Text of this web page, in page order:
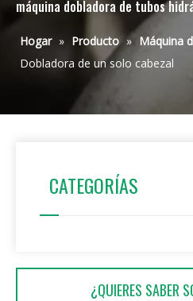
máquina dobladora de tubos
Hogar » Producto » Máquina
Dobladora de un solo cabezal
CATEGORÍAS
¿QUIERES SABER